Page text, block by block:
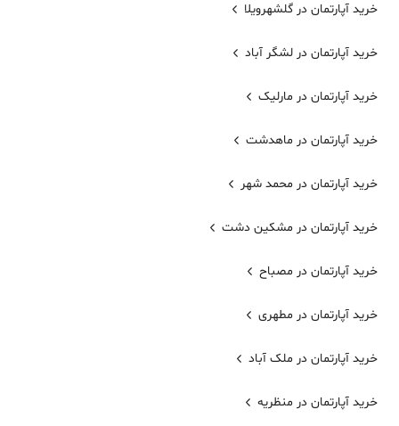
خرید آپارتمان در گلشهرویلا
خرید آپارتمان در لشگر آباد
خرید آپارتمان در مارلیک
خرید آپارتمان در ماهدشت
خرید آپارتمان در محمد شهر
خرید آپارتمان در مشکین دشت
خرید آپارتمان در مصباح
خرید آپارتمان در مطهری
خرید آپارتمان در ملک آباد
خرید آپارتمان در منظریه